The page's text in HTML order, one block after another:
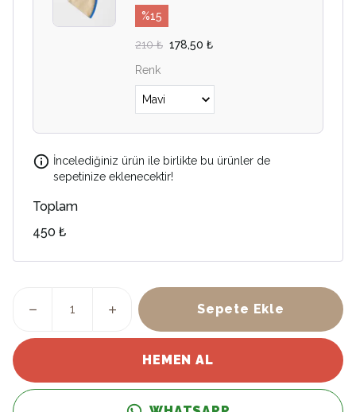
%15
210 ₺ 178,50 ₺
Renk
İncelediğiniz ürün ile birlikte bu ürünler de
sepetinize eklenecektir!
Toplam
450 ₺
Sepete Ekle
HEMEN AL